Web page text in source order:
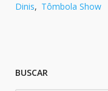
Dinis, Tômbola Show
BUSCAR